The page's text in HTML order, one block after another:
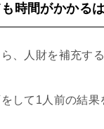
時間がかかる
、人財を補充す
して1人前の結